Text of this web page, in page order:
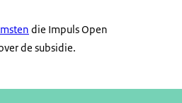
die Impuls Open
de subsidie.